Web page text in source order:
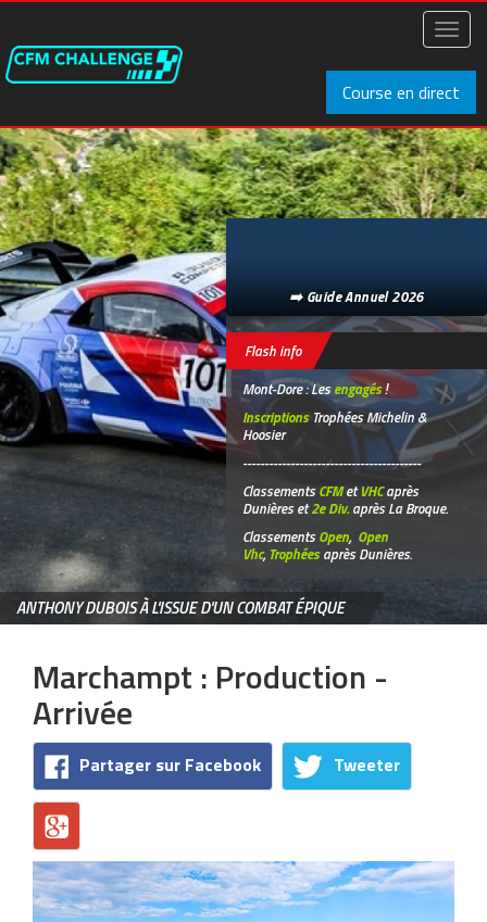
Aller
principal
Course en direct
➡️ Guide Annuel 2026
Flash info
Mont-Dore : Lesengagés!
InscriptionsTrophées Michelin &
Hoosier
-----------------------------------------
ClassementsCFMetVHCaprès
Dunières et2e Div.après La Broque.
ClassementsOpen, Open
Vhc, Trophéesaprès Dunières.
ANTHONY DUBOIS À L'ISSUE D'UN COMBAT ÉPIQUE
Marchampt : Production -
Arrivée
Partager sur Facebook Tweeter